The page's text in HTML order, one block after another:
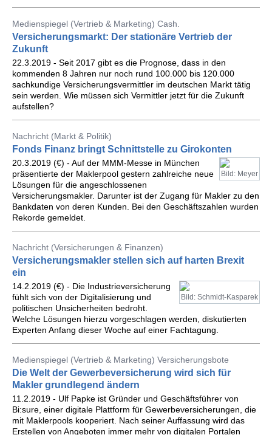
Medienspiegel (Vertrieb & Marketing) Cash.
Versicherungsmarkt: Der stationäre Vertrieb der
Zukunft
22.3.2019 - Seit 2017 gibt es die Prognose, dass in den
kommenden 8 Jahren nur noch rund 100.000 bis 120.000
sachkundige Versicherungsvermittler im deutschen Markt tätig
sein werden. Wie müssen sich Vermittler jetzt für die Zukunft
aufstellen?
Nachricht (Markt & Politik)
Fonds Finanz bringt Schnittstelle zu Girokonten
Bild: Meyer
20.3.2019 (€) - Auf der MMM-Messe in München
präsentierte der Maklerpool gestern zahlreiche neue
Lösungen für die angeschlossenen
Versicherungsmakler. Darunter ist der Zugang für Makler zu den
Bankdaten von deren Kunden. Bei den Geschäftszahlen wurden
Rekorde gemeldet.
Nachricht (Versicherungen & Finanzen)
Versicherungsmakler stellen sich auf harten Brexit
ein
Bild: Schmidt-Kasparek
14.2.2019 (€) - Die Industrieversicherung
fühlt sich von der Digitalisierung und
politischen Unsicherheiten bedroht.
Welche Lösungen hierzu vorgeschlagen werden, diskutierten
Experten Anfang dieser Woche auf einer Fachtagung.
Medienspiegel (Vertrieb & Marketing) Versicherungsbote
Die Welt der Gewerbeversicherung wird sich für
Makler grundlegend ändern
11.2.2019 - Ulf Papke ist Gründer und Geschäftsführer von
Bi:sure, einer digitale Plattform für Gewerbeversicherungen, die
mit Maklerpools kooperiert. Nach seiner Auffassung wird das
Erstellen von Angeboten immer mehr von digitalen Portalen